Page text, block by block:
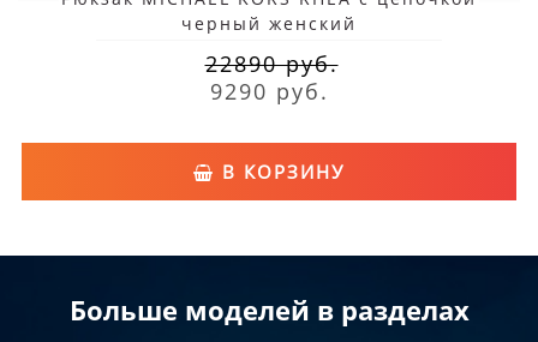
черный женский
22890 руб.
9290 руб.
В КОРЗИНУ
Больше моделей в разделах